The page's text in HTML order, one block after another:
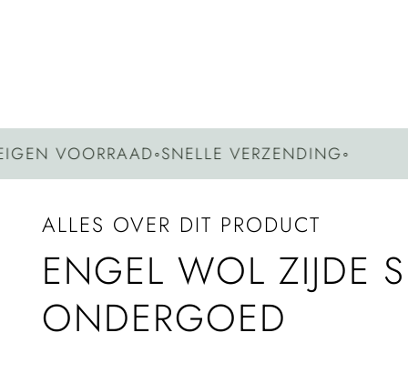
◦SNELLE VERZENDING◦
ALLES OVER DIT PRODUCT
ENGEL WOL ZIJDE
ONDERGOED